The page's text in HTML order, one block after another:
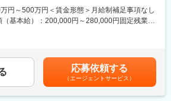
日制であり、また残業も平均25時間程です。
ンスを充実されることができます。
いるメール＆FAXをチェック。
る事などがあれば、すばやく対応。
業
カーとの同行予定など連絡事項があれば発
。
ルの市場価値は上昇の一途を辿っており、同社
エンジニアとして主力製品である「全自動調剤
ルタイム薬品管理装置」といった調剤IoT機器の
円～500万円＜賃金形態＞月給制補足事項なし
（基本給）：200,000円～280,000円固定残業手
齢・スキルを考慮し決定します。■昇給：年1
収420万円／30歳 経験5年年収500万円／32歳
までも目安の金額であり、選考を通じて上下す
。月給(月額)は固定手当を含めた表記です。
応募依頼する
（エージェントサービス）